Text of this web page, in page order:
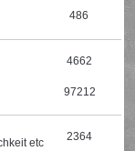
486
4662
97212
etc
2364